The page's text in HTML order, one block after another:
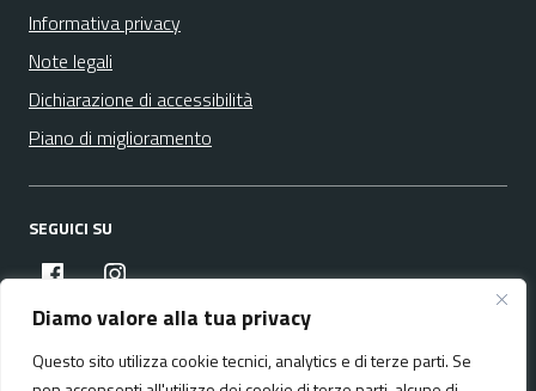
Diamo valore alla tua privacy
Questo sito utilizza cookie tecnici, analytics e di terze parti. Se
Informativa privacy
Note legali
Dichiarazione di accessibilità
Piano di miglioramento
SEGUICI SU
facebookinstagram
Media policy Mappa del sito